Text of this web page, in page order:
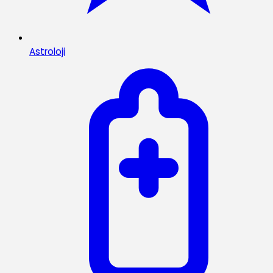
Astroloji